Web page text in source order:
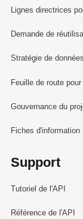
Lignes directrices
Demande de
Stratégie de
Feuille de route
Gouvernance du
Fiches d'information
Support
Tutoriel de l'API
Référence de l'API